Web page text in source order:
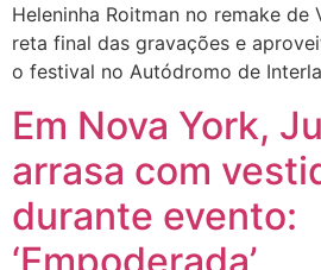
Heleninha Roitman no remake de
reta final das gravações e
o festival no Autódromo de
Em Nova York,
arrasa com
durante evento:
‘Empoderada’